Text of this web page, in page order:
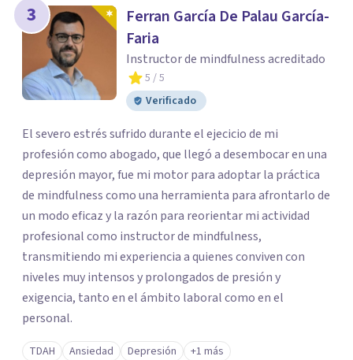
3
Ferran García De Palau García-
Faria
Instructor de mindfulness acreditado
5 / 5
Verificado
El severo estrés sufrido durante el ejecicio de mi
profesión como abogado, que llegó a desembocar en una
depresión mayor, fue mi motor para adoptar la práctica
de mindfulness como una herramienta para afrontarlo de
un modo eficaz y la razón para reorientar mi actividad
profesional como instructor de mindfulness,
transmitiendo mi experiencia a quienes conviven con
niveles muy intensos y prolongados de presión y
exigencia, tanto en el ámbito laboral como en el
personal.
TDAH Ansiedad Depresión +1 más